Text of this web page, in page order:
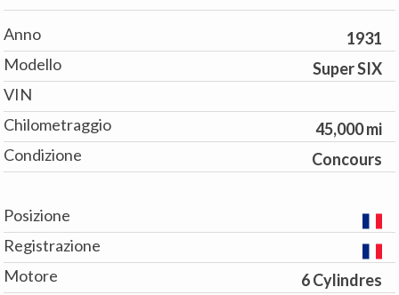
Anno
1931
Modello
Super SIX
VIN
Chilometraggio
45,000 mi
Condizione
Concours
Posizione
Registrazione
Motore
6 Cylindres